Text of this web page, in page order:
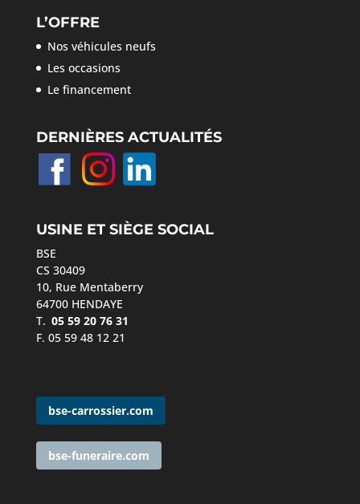
L’OFFRE
Nos véhicules neufs
Les occasions
Le financement
DERNIÈRES ACTUALITÉS
USINE ET SIÈGE SOCIAL
BSE
CS 30409
10, Rue Mentaberry
64700 HENDAYE
T. 05 59 20 76 31
F. 05 59 48 12 21
bse-carrossier.com
bse-funeraire.com